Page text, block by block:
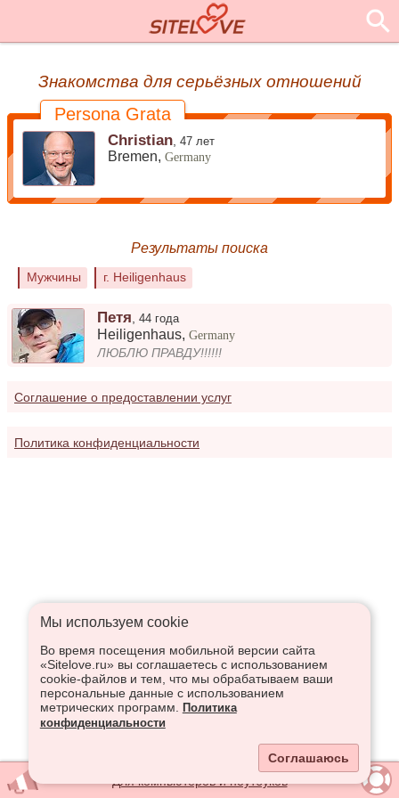
Знакомства для серьёзных отношений
Persona Grata
Christian ,47 лет
Bremen,Germany
Результаты поиска
Мужчины г. Heiligenhaus
Петя ,44 года
Heiligenhaus,Germany
ЛЮБЛЮ ПРАВДУ!!!!!!
Соглашение о предоставлении услуг
Политика конфиденциальности
Мы используем сookie
Во время посещения мобильной версии сайта
«Sitelove.ru» вы соглашаетесь с использованием
cookie-файлов и тем, что мы обрабатываем ваши
персональные данные с использованием
метрических программ.
Политика
конфиденциальности
Соглашаюсь
Для компьютеров и ноутбуков